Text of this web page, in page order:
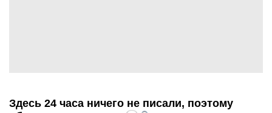
Здесь 24 часа ничего не писали, поэтому